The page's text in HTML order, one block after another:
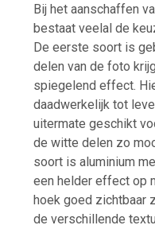
Bij het aanschaffen
bestaat veelal de
De eerste soort is
delen van de foto
spiegelend effect.
daadwerkelijk tot
uitermate geschikt
de witte delen zo
soort is aluminium
een helder effect op
hoek goed zichtbaar
de verschillende